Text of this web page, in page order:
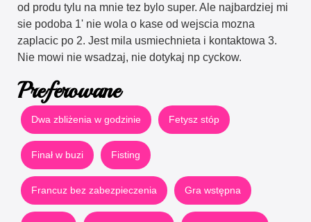
od produ tylu na mnie tez bylo super. Ale najbardziej mi
sie podoba 1' nie wola o kase od wejscia mozna
zaplacic po 2. Jest mila usmiechnieta i kontaktowa 3.
Nie mowi nie wsadzaj, nie dotykaj np cyckow.
Preferowane
Dwa zbliżenia w godzinie Fetysz stóp
Finał w buzi Fisting
Francuz bez zabezpieczenia Gra wstępna